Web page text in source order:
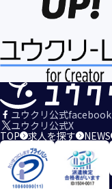
ユウクリ公式facebook
ユウクリ公式X
TOP 求人を探す NEWS